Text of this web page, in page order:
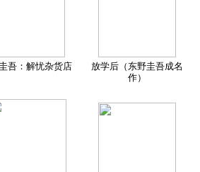
吾：解忧杂货店
放学后（东野圭吾成名
作）